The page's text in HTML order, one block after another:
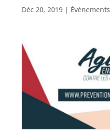
Déc 20, 2019| Évènements